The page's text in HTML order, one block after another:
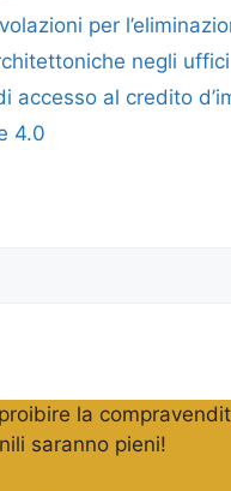
per
negli uffici
accesso al credito
4.0
la
saranno pieni!